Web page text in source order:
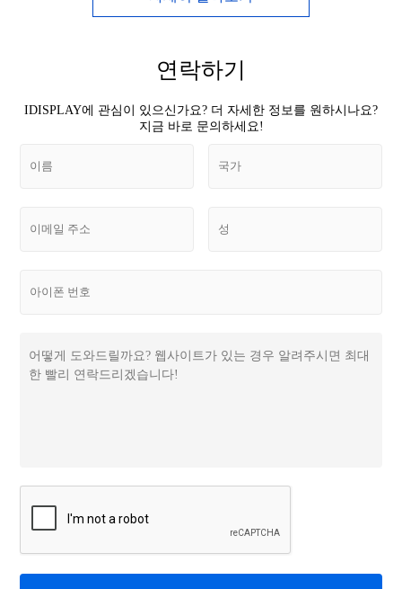
연락하기
IDISPLAY에 관심이 있으신가요? 더 자세한 정보를 원하시나요?
지금 바로 문의하세요!